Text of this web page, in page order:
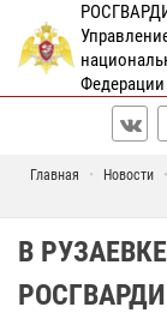
Главная Новости
В